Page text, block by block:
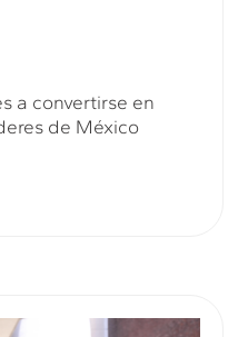
a convertirse en
de México